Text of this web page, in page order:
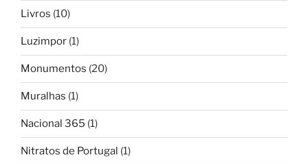
Livros (10)
Luzimpor (1)
Monumentos (20)
Muralhas (1)
Nacional 365 (1)
Nitratos de Portugal (1)